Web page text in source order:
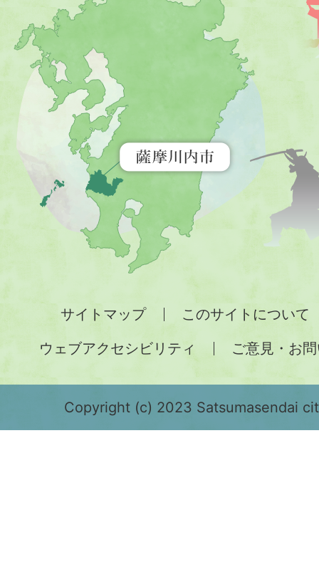
川
内
市
を
す
緑
で
サイトマップ
このサイトについて
ウェブアクセシビリティ
ご意見・お
Copyright (c) 2023 Satsumasendai